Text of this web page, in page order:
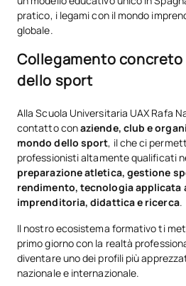
pratico, i legami con il mondo
globale.
Collegamento concreto
dello sport
Alla Scuola Universitaria UAX Rafa
contatto conaziende, club e
mondo dello sport, il che ci
professionisti altamente qualificati
preparazione atletica, gestione
rendimento, tecnologia applicata
imprenditoria, didattica e ricerca.
Il nostro ecosistema formativo ti
primo giorno con la realtà
diventare uno dei profili più
nazionale e internazionale.